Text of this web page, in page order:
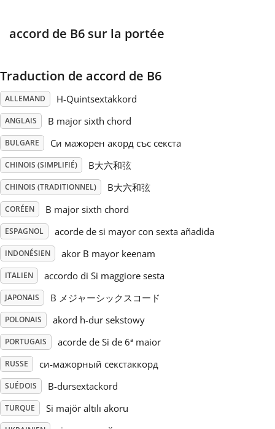
Polski
Português
Русский
Svenska
Tiếng Việt
Türkçe
Українська
繁體中文
accord de B6 sur la portée
Traduction de accord de B6
ALLEMAND H-Quintsextakkord
ANGLAIS B major sixth chord
BULGARE Си мажорен акорд със секста
CHINOIS (SIMPLIFIÉ) B大六和弦
CHINOIS (TRADITIONNEL) B大六和弦
CORÉEN B major sixth chord
ESPAGNOL acorde de si mayor con sexta añadida
INDONÉSIEN akor B mayor keenam
ITALIEN accordo di Si maggiore sesta
JAPONAIS B メジャーシックスコード
POLONAIS akord h-dur sekstowy
PORTUGAIS acorde de Si de 6ª maior
RUSSE си-мажорный секстаккорд
SUÉDOIS B-dursextackord
TURQUE Si majör altılı akoru